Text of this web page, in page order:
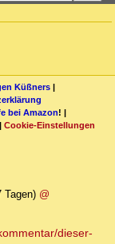
Küßners |
bei Amazon! |
| Cookie-Einstellungen
Tagen) @
dieser-